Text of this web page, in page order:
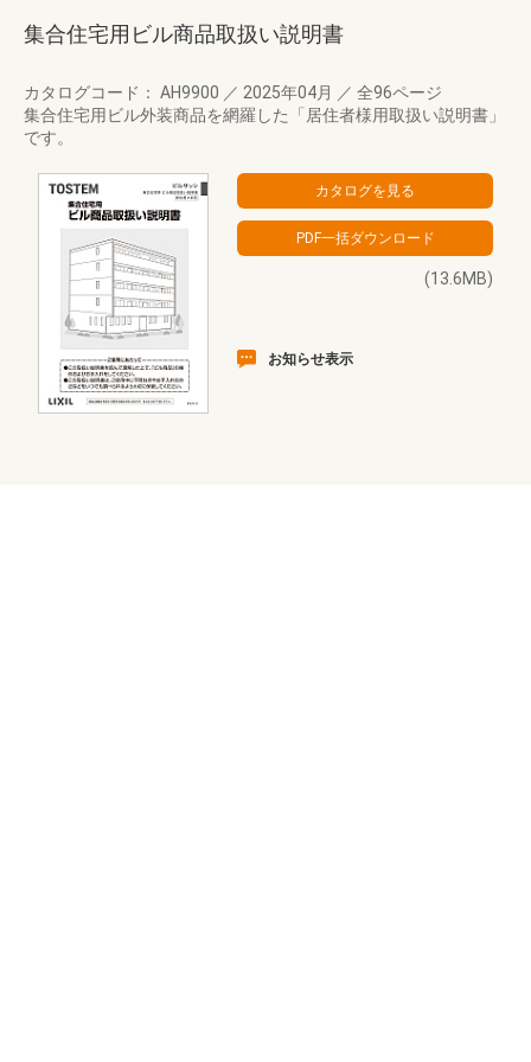
集合住宅用ビル商品取扱い説明書
カタログコード： AH9900 ／ 2025年04月 ／ 全96ページ
集合住宅用ビル外装商品を網羅した「居住者様用取扱い説明書」
です。
(13.6MB)
お知らせ表示